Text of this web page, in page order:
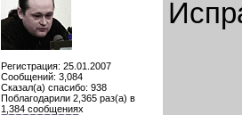
Регистрация: 25.01.2007
Сообщений: 3,084
Сказал(а) спасибо: 938
Поблагодарили 2,365 раз(а) в
1,384 сообщениях